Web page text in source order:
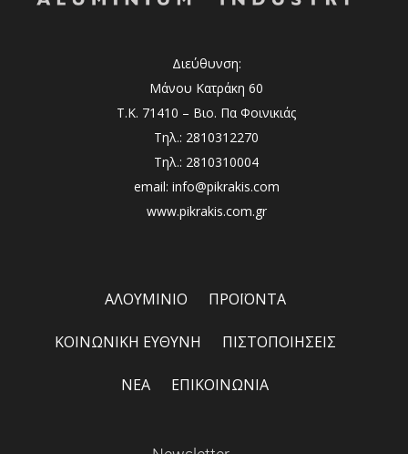
Διεύθυνση:
Μάνου Κατράκη 60
Τ.Κ. 71410 – Βιο. Πα Φοινικιάς
Τηλ.: 2810312270
Τηλ.: 2810310004
email: info@pikrakis.com
www.pikrakis.com.gr
ΑΛΟΥΜΙΝΙΟ ΠΡΟΪΟΝΤΑ
ΚΟΙΝΩΝΙΚΗ ΕΥΘΥΝΗ ΠΙΣΤΟΠΟΙΗΣΕΙΣ
ΝΕΑ ΕΠΙΚΟΙΝΩΝΙΑ